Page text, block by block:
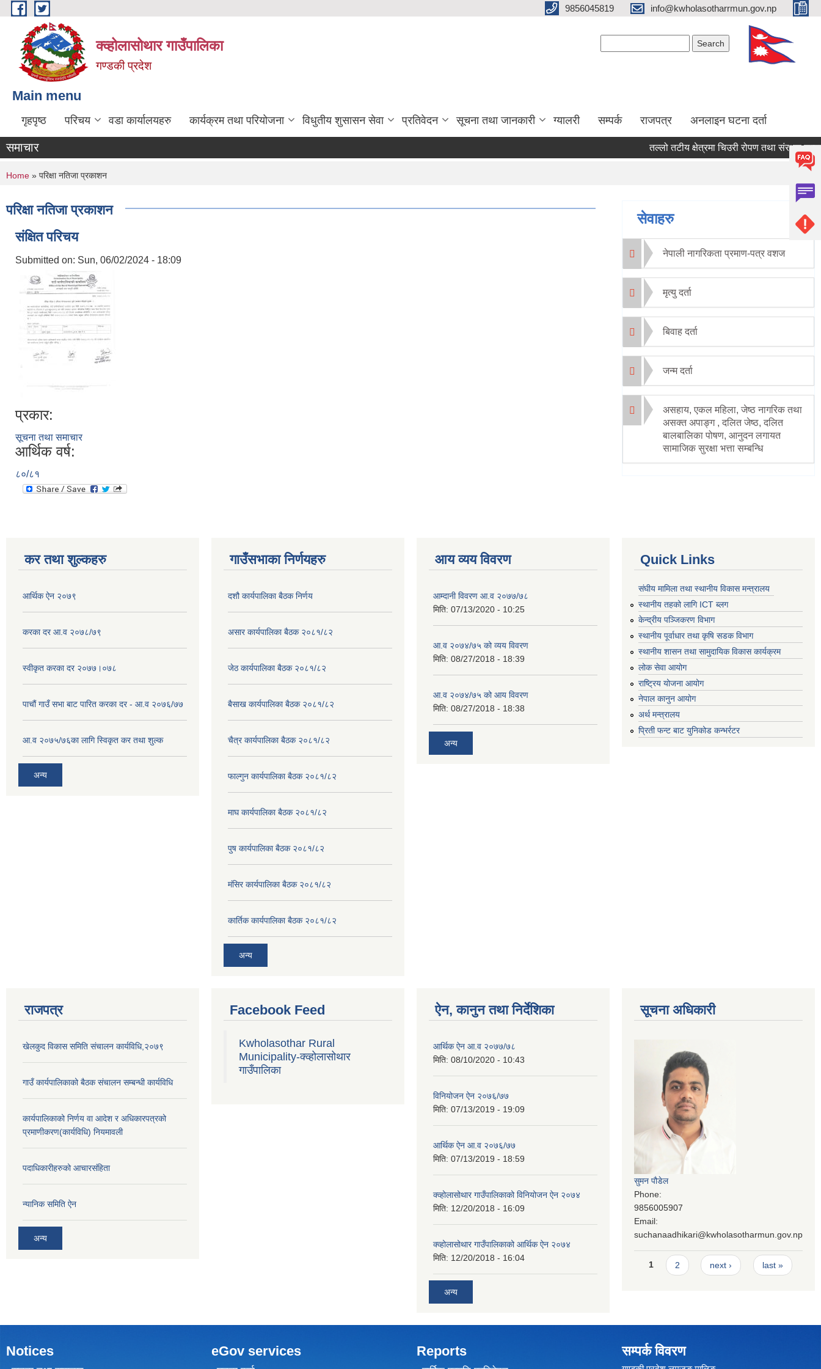
Skip to main content 9856045819 info@kwholasotharrmun.gov.np
क्व्होलासोथार गाउँपालिका
गण्डकी प्रदेश
Main menu
गृहपृष्ठ परिचय वडा कार्यालयहरु कार्यक्रम तथा परियोजना विधुतीय शुसासन सेवा प्रतिवेदन सूचना तथा जानकारी ग्यालरी सम्पर्क राजपत्र अनलाइन घटना दर्ता
समाचार तल्लो तटीय क्षेत्रमा चिउरी रोपण तथा संरक्षण सम्बन्धी
You are here
Home » परिक्षा नतिजा प्रकाशन
परिक्षा नतिजा प्रकाशन
संक्षित परिचय
Submitted on: Sun, 06/02/2024 - 18:09
प्रकार:
सूचना तथा समाचार
आर्थिक वर्ष:
८०/८१
सेवाहरु
नेपाली नागरिकता प्रमाण-पत्र वशज
मृत्यु दर्ता
बिवाह दर्ता
जन्म दर्ता
असहाय, एकल महिला, जेष्ठ नागरिक तथा
असक्त अपाङ्ग , दलित जेष्ठ, दलित
बालबालिका पोषण, आनुदन लगायत
सामाजिक सुरक्षा भत्ता सम्बन्धि
कर तथा शुल्कहरु
आर्थिक ऐन २०७९
करका दर आ.व २०७८/७९
स्वीकृत करका दर २०७७।०७८
पाचौं गाउँ सभा बाट पारित करका दर - आ.व २०७६/७७
आ.व २०७५/७६का लागि स्विकृत कर तथा शुल्क
अन्य
गाउँसभाका निर्णयहरु
दशौ कार्यपालिका बैठक निर्णय
असार कार्यपालिका बैठक २०८१/८२
जेठ कार्यपालिका बैठक २०८१/८२
बैसाख कार्यपालिका बैठक २०८१/८२
चैत्र कार्यपालिका बैठक २०८१/८२
फाल्गुन कार्यपालिका बैठक २०८१/८२
माघ कार्यपालिका बैठक २०८१/८२
पुष कार्यपालिका बैठक २०८१/८२
मंसिर कार्यपालिका बैठक २०८१/८२
कार्तिक कार्यपालिका बैठक २०८१/८२
अन्य
आय व्यय विवरण
आम्दानी विवरण आ.व २०७७/७८
मिति: 07/13/2020 - 10:25
आ.व २०७४/७५ को व्यय विवरण
मिति: 08/27/2018 - 18:39
आ.व २०७४/७५ को आय विवरण
मिति: 08/27/2018 - 18:38
अन्य
Quick Links
संघीय मामिला तथा स्थानीय विकास मन्त्रालय
स्थानीय तहको लागि ICT ब्लग
केन्द्रीय पञ्जिकरण विभाग
स्थानीय पूर्वाधार तथा कृषि सडक विभाग
स्थानीय शासन तथा सामुदायिक विकास कार्यक्रम
लोक सेवा आयोग
राष्ट्रिय योजना आयोग
नेपाल कानुन आयोग
अर्थ मन्त्रालय
प्रिती फन्ट बाट युनिकोड कन्भर्रटर
राजपत्र
खेलकुद विकास समिति संचालन कार्यविधि,२०७९
गाउँ कार्यपालिकाको बैठक संचालन सम्बन्धी कार्यविधि
कार्यपालिकाको निर्णय वा आदेश र अधिकारपत्रको
प्रमाणीकरण(कार्यविधि) नियमावली
पदाधिकारीहरुको आचारसंहिता
न्यानिक समिति ऐन
अन्य
Facebook Feed
Kwholasothar Rural
Municipality-क्व्होलासोथार
गाउँपालिका
ऐन, कानुन तथा निर्देशिका
आर्थिक ऐन आ.व २०७७/७८
मिति: 08/10/2020 - 10:43
विनियोजन ऐन २०७६/७७
मिति: 07/13/2019 - 19:09
आर्थिक ऐन आ.व २०७६/७७
मिति: 07/13/2019 - 18:59
क्व्होलासोथार गाउँपालिकाको विनियोजन ऐन २०७४
मिति: 12/20/2018 - 16:09
क्व्होलासोथार गाउँपालिकाको आर्थिक ऐन २०७४
मिति: 12/20/2018 - 16:04
अन्य
सूचना अधिकारी
सुमन पौडेल
Phone:
9856005907
Email:
suchanaadhikari@kwholasotharmun.gov.np
Pages
1 2 next › last »
Notices eGov services Reports सम्पर्क विवरण